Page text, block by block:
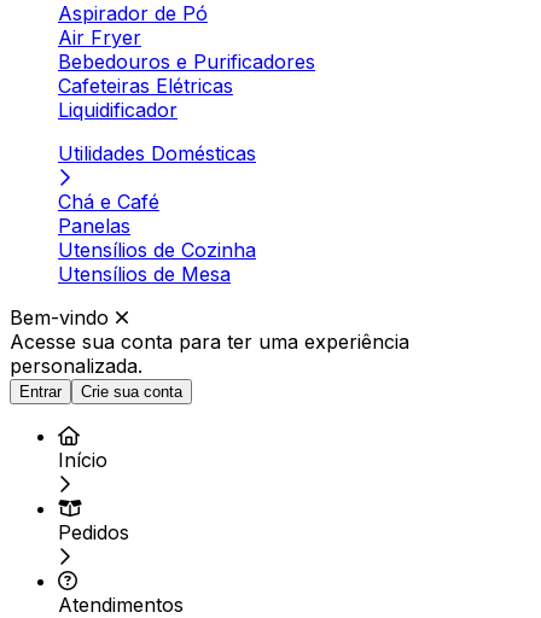
Aspirador de Pó
Air Fryer
Bebedouros e Purificadores
Cafeteiras Elétricas
Liquidificador
Utilidades Domésticas
Chá e Café
Panelas
Utensílios de Cozinha
Utensílios de Mesa
Bem-vindo
Acesse sua conta para ter uma experiência
personalizada.
Entrar Crie sua conta
Início
Pedidos
Atendimentos